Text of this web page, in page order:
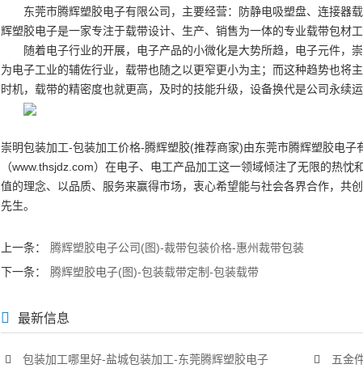
东莞市腾辉塑胶电子有限公司，主要经营：防静电吸塑盘、连接器
辉塑胶电子是一家专注于载带设计、生产、销售为一体的专业载带包材工
随着电子行业的开展，电子产品的小微化是大势所趋，电子元件，
为电子工业的辅佐行业，载带也随之以更窄更小为主；而这种趋势也将
时机，载带的精密度也就更高，及时的技能升级，设备换代是公司永续
崇明包装加工-包装加工价格-腾辉塑胶(推荐商家)由东莞市腾辉塑胶电子
（www.thsjdz.com）在电子、电工产品加工这一领域倾注了无限的热
值的理念、以品质、服务来赢得市场，衷心希望能与社会各界合作，共
先生。
上一条：
腾辉塑胶电子公司(图)-裁带包装价格-惠州裁带包装
下一条：
腾辉塑胶电子(图)-包装载带定制-包装载带
最新信息
包装加工哪里好-盐城包装加工-东莞腾辉塑胶电子 五金